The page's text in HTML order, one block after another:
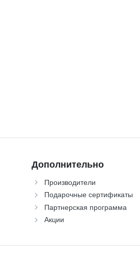
Дополнительно
Производители
Подарочные сертификаты
Партнерская программа
Акции